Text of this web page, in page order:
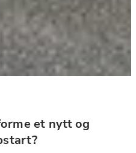
et nytt og